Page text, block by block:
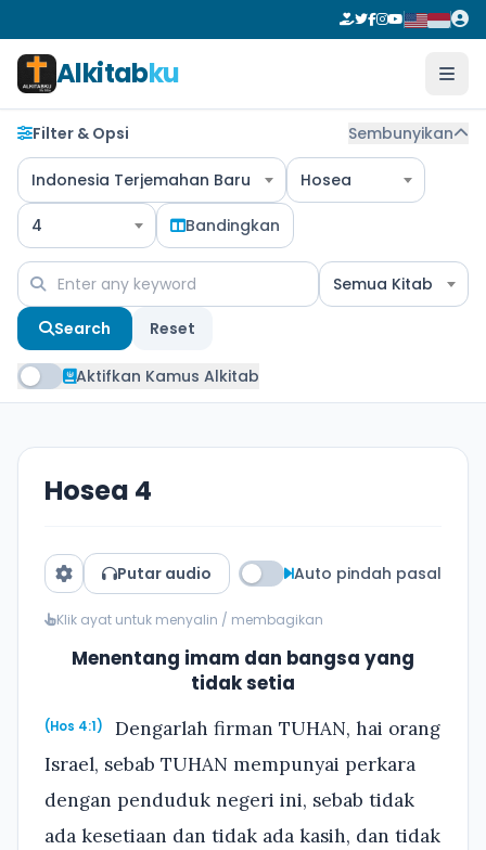
Alkitabku
Filter & Opsi Sembunyikan
Indonesia Terjemahan Baru Hosea
4 Bandingkan
Semua Kitab
Search Reset
Aktifkan Kamus Alkitab
Hosea 4
Putar audio Auto pindah pasal
Klik ayat untuk menyalin / membagikan
Menentang imam dan bangsa yang
tidak setia
(Hos 4:1)
Dengarlah firman TUHAN, hai orang
Israel, sebab TUHAN mempunyai perkara
dengan penduduk negeri ini, sebab tidak
ada kesetiaan dan tidak ada kasih, dan tidak